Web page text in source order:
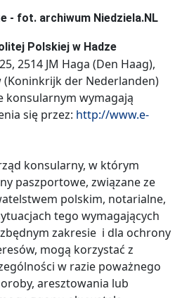
Polskiej w Hadze
2514 JM Haga (Den Haag),
der Nederlanden)
konsularnym wymagają
się przez: http://www.e-
konsularny, w którym
paszportowe, związane ze
polskim, notarialne,
tego wymagających
zakresie i dla ochrony
mogą korzystać z
w razie poważnego
aresztowania lub